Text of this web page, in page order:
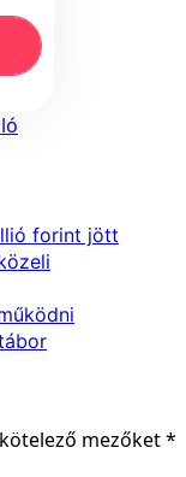
forint jött
mezőket*